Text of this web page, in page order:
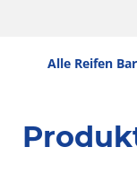
Alle Reifen